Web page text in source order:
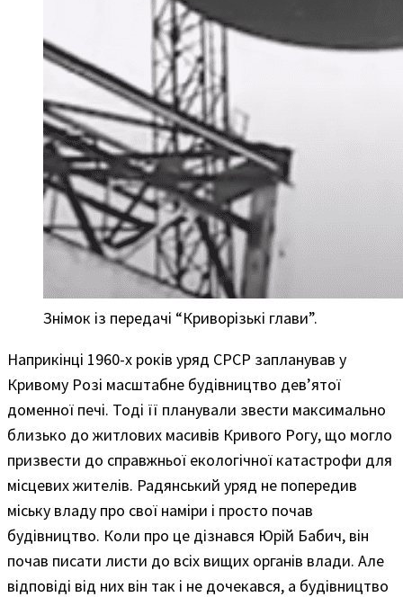
Знімок із передачі “Криворізькі глави”.
Наприкінці 1960-х років уряд СРСР запланував у
Кривому Розі масштабне будівництво дев’ятої
доменної печі. Тоді її планували звести максимально
близько до житлових масивів Кривого Рогу, що могло
призвести до справжньої екологічної катастрофи для
місцевих жителів. Радянський уряд не попередив
міську владу про свої наміри і просто почав
будівництво. Коли про це дізнався Юрій Бабич, він
почав писати листи до всіх вищих органів влади. Але
відповіді від них він так і не дочекався, а будівництво